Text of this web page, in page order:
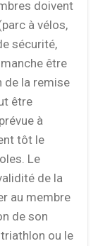
doivent
à vélos,
sécurité,
être
de la remise
être
à
tôt le
Le
de la
au membre
de son
ou le